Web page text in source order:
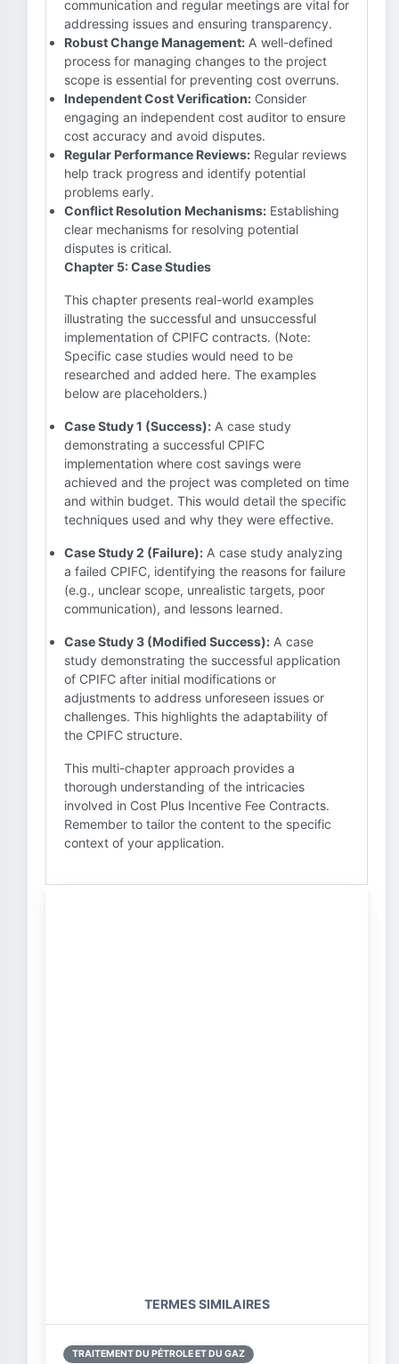
communication and regular meetings are vital for
addressing issues and ensuring transparency.
Robust Change Management: A well-defined
process for managing changes to the project
scope is essential for preventing cost overruns.
Independent Cost Verification: Consider
engaging an independent cost auditor to ensure
cost accuracy and avoid disputes.
Regular Performance Reviews: Regular reviews
help track progress and identify potential
problems early.
Conflict Resolution Mechanisms: Establishing
clear mechanisms for resolving potential
disputes is critical.
Chapter 5: Case Studies
This chapter presents real-world examples
illustrating the successful and unsuccessful
implementation of CPIFC contracts. (Note:
Specific case studies would need to be
researched and added here. The examples
below are placeholders.)
Case Study 1 (Success): A case study
demonstrating a successful CPIFC
implementation where cost savings were
achieved and the project was completed on time
and within budget. This would detail the specific
techniques used and why they were effective.
Case Study 2 (Failure): A case study analyzing
a failed CPIFC, identifying the reasons for failure
(e.g., unclear scope, unrealistic targets, poor
communication), and lessons learned.
Case Study 3 (Modified Success): A case
study demonstrating the successful application
of CPIFC after initial modifications or
adjustments to address unforeseen issues or
challenges. This highlights the adaptability of
the CPIFC structure.
This multi-chapter approach provides a
thorough understanding of the intricacies
involved in Cost Plus Incentive Fee Contracts.
Remember to tailor the content to the specific
context of your application.
TERMES SIMILAIRES
TRAITEMENT DU PÉTROLE ET DU GAZ